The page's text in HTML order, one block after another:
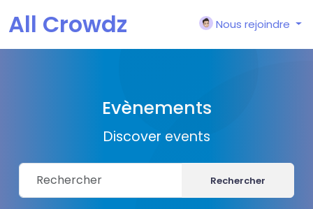
All Crowdz Nous rejoindre
Evènements
Discover events
Rechercher